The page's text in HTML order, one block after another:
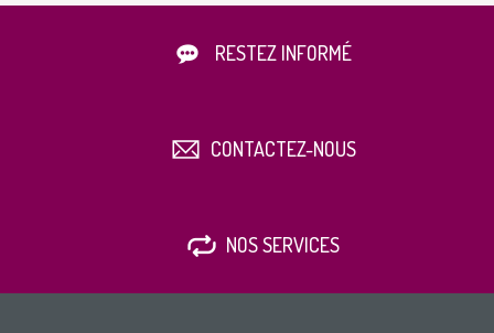
RESTEZ INFORMÉ
CONTACTEZ-NOUS
NOS SERVICES